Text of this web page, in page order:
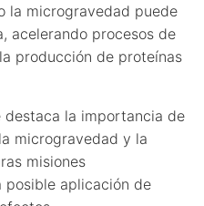
la microgravedad puede
acelerando procesos de
producción de proteínas
destaca la importancia de
microgravedad y la
misiones
posible aplicación de